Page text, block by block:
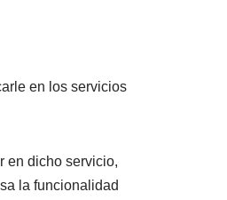
en los servicios
en dicho servicio,
la funcionalidad